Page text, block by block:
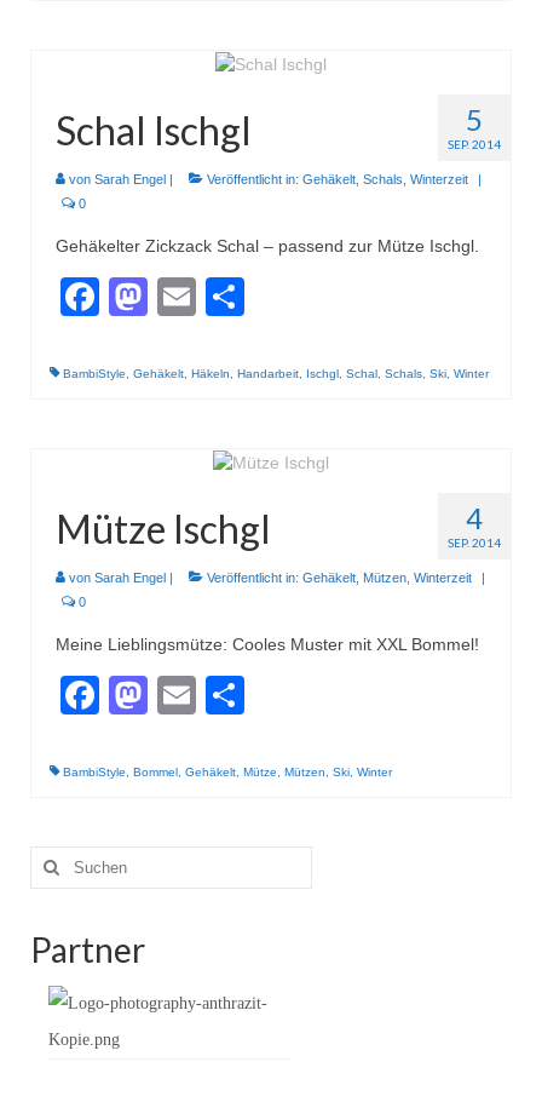
5
SEP. 2014
Schal Ischgl
von Sarah Engel | Veröffentlicht in: Gehäkelt Schals Winterzeit
|
0
Gehäkelter Zickzack Schal – passend zur Mütze Ischgl.
Facebook
Mastodon
Email
BambiStyle Gehäkelt Häkeln Handarbeit Ischgl Schal Schals Ski Winter
4
SEP. 2014
Mütze Ischgl
von Sarah Engel Veröffentlicht in: Gehäkelt, Mützen, Winterzeit
0
Meine Lieblingsmütze: Cooles Muster mit XXL Bommel!
Facebook
Mastodon
Email
BambiStyle, Bommel , Gehäkelt, Mütze, Mützen, Ski, Winter
Suche
nach:
Partner